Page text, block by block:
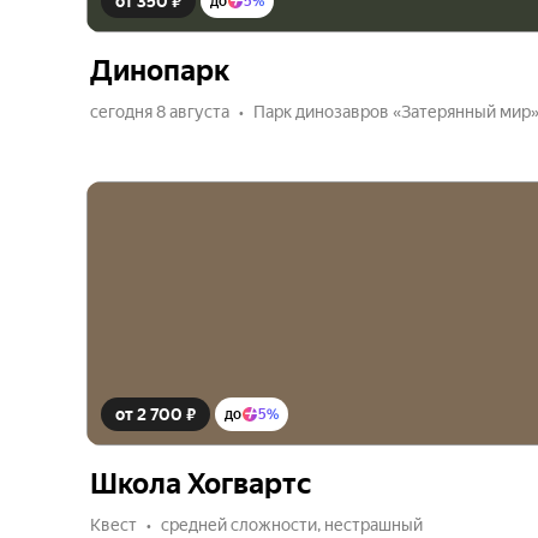
Динопарк
сегодня 8 августа Парк динозавров «Затерянный мир»
от 2 700 ₽ до 5%
Школа Хогвартс
Квест средней сложности, нестрашный